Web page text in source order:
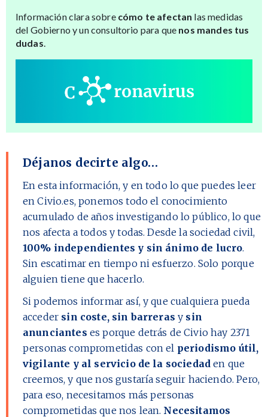
Información clara sobre cómo te afectan las medidas
del Gobierno y un consultorio para que nos mandes tus
dudas
Déjanos decirte algo…
En esta información, y en todo lo que puedes leer
en Civio.es, ponemos todo el conocimiento
acumulado de años investigando lo público, lo que
nos afecta a todos y todas. Desde la sociedad civil,
100% independientes y sin ánimo de lucro.
Sin escatimar en tiempo ni esfuerzo. Solo porque
alguien tiene que hacerlo.
Si podemos informar así, y que cualquiera pueda
acceder sin coste, sin barreras y sin
anunciantes es porque detrás de Civio hay 2371
personas comprometidas con el periodismo útil,
vigilante y al servicio de la sociedad en que
creemos, y que nos gustaría seguir haciendo. Pero,
para eso, necesitamos más personas
comprometidas que nos lean. Necesitamos